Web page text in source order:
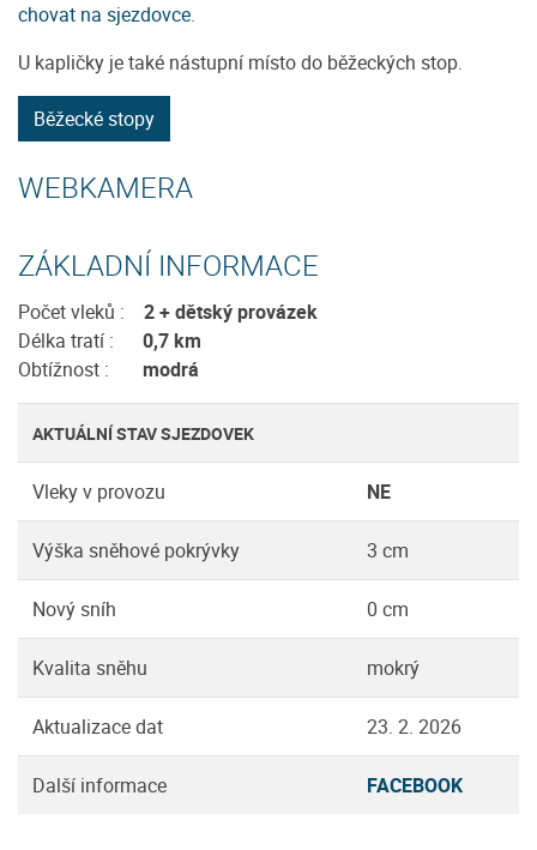
chovat na sjezdovce.
U kapličky je také nástupní místo do běžeckých stop.
Běžecké stopy
WEBKAMERA
ZÁKLADNÍ INFORMACE
Počet vleků : 2 + dětský provázek
Délka tratí : 0,7 km
Obtížnost : modrá
AKTUÁLNÍ STAV SJEZDOVEK
Vleky v provozu NE
Výška sněhové pokrývky 3 cm
Nový sníh 0 cm
Kvalita sněhu mokrý
Aktualizace dat 23. 2. 2026
Další informace FACEBOOK